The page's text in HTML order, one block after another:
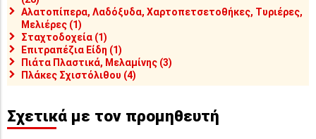
Αλατοπίπερα, Λαδόξυδα, Χαρτοπετσετοθήκες, Τυριέρες,
Μελιέρες (1)
Σταχτοδοχεία (1)
Επιτραπέζια Είδη (1)
Πιάτα Πλαστικά, Μελαμίνης (3)
Πλάκες Σχιστόλιθου (4)
Σχετικά με τον προμηθευτή